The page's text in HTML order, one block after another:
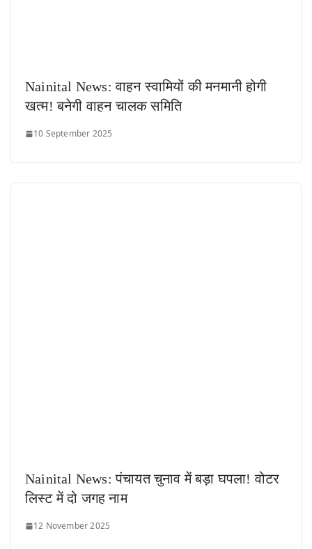
Nainital News: वाहन स्वामियों की मनमानी होगी
खत्म! बनेगी वाहन चालक समिति
10 September 2025
Nainital News: पंचायत चुनाव में बड़ा घपला! वोटर
लिस्ट में दो जगह नाम
12 November 2025